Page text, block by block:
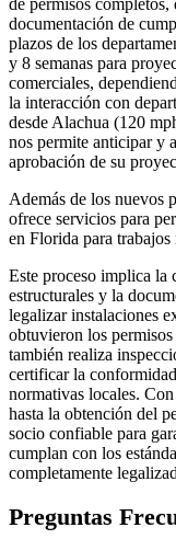
documentación de
plazos de los
y 8 semanas para
comerciales,
la interacción con
desde Alachua (120
nos permite anticipar y
aprobación de su
Además de los nuevos
ofrece servicios para
en Florida para
Este proceso implica la
estructurales y la
legalizar instalaciones
obtuvieron los
también realiza
certificar la
normativas locales.
hasta la obtención del
socio confiable para
cumplan con los
completamente
Preguntas